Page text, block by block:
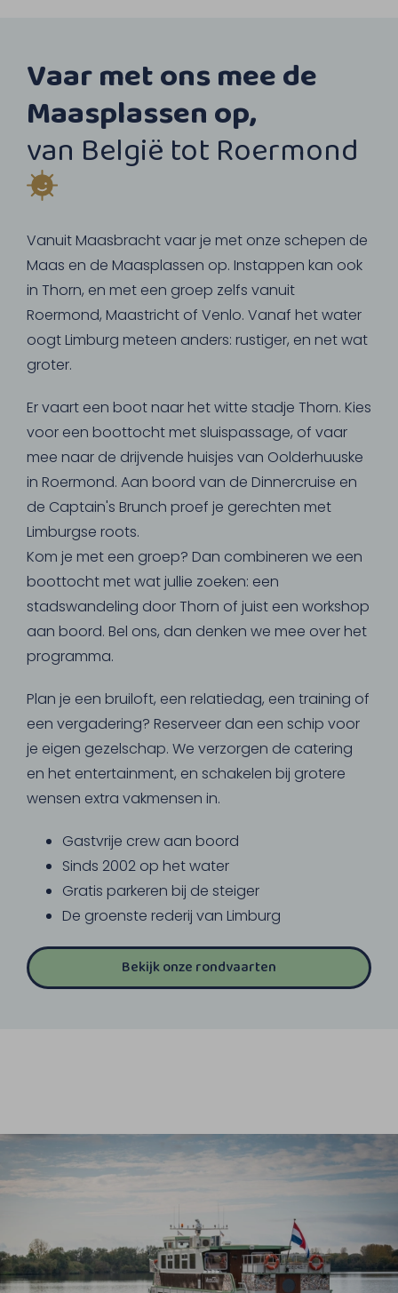
Vaar met ons mee de
Maasplassen op,
van België tot Roermond
Vanuit Maasbracht vaar je met onze schepen de
Maas en de Maasplassen op. Instappen kan ook
in Thorn, en met een groep zelfs vanuit
Roermond, Maastricht of Venlo. Vanaf het water
oogt Limburg meteen anders: rustiger, en net wat
groter.
Er vaart een boot naar het witte stadje Thorn. Kies
voor een boottocht met sluispassage, of vaar
mee naar de drijvende huisjes van Oolderhuuske
in Roermond. Aan boord van de Dinnercruise en
de Captain's Brunch proef je gerechten met
Limburgse roots.
Kom je met een groep? Dan combineren we een
boottocht met wat jullie zoeken: een
stadswandeling door Thorn of juist een workshop
aan boord. Bel ons, dan denken we mee over het
programma.
Plan je een bruiloft, een relatiedag, een training of
een vergadering? Reserveer dan een schip voor
je eigen gezelschap. We verzorgen de catering
en het entertainment, en schakelen bij grotere
wensen extra vakmensen in.
Gastvrije crew aan boord
Sinds 2002 op het water
Gratis parkeren bij de steiger
De groenste rederij van Limburg
Bekijk onze rondvaarten